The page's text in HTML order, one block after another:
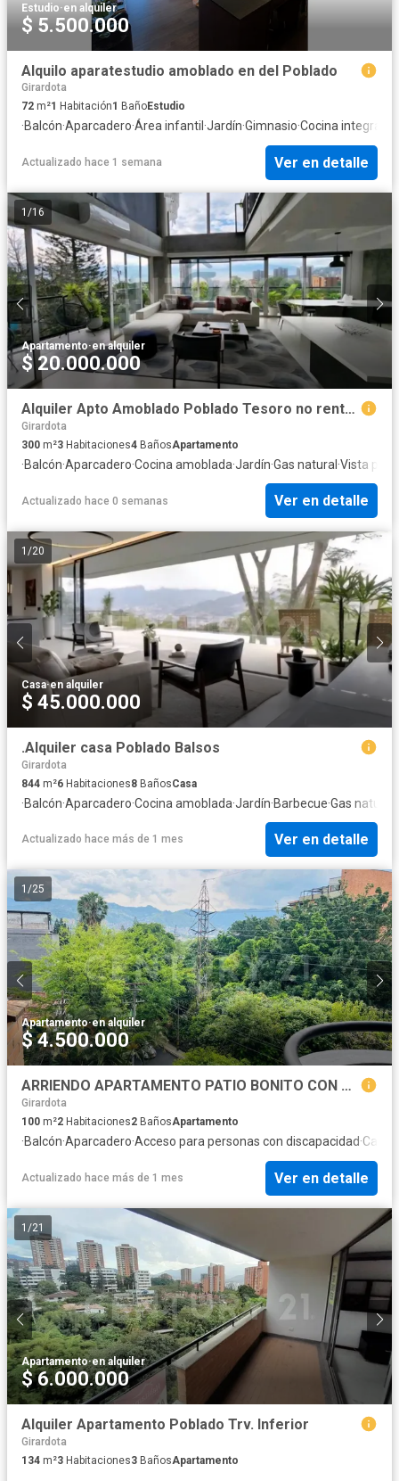
Estudio·en alquiler
$ 5.500.000
Alquilo aparatestudio amoblado en del Poblado
Girardota
72 m²1 Habitación1 BañoEstudio
·Balcón·Aparcadero·Área infantil ·Jardín·Gimnasio·Cocina integral
Actualizado hace 1 semana Ver en detalle
1 /16
Apartamento·en alquiler
$ 20.000.000
Alquiler Apto Amoblado Poblado Tesoro no rentas cortas
Girardota
300 m²3 Habitaciones4 BañosApartamento
·Balcón·Aparcadero·Cocina amoblada·Jardín·Gas natural ·Vista
Actualizado hace 0 semanas Ver en detalle
1 /20
Casa·en alquiler
$ 45.000.000
.Alquiler casa Poblado Balsos
Girardota
844 m²6 Habitaciones8 BañosCasa
·Balcón·Aparcadero·Cocina amoblada·Jardín·Barbecue·Gas natural
Actualizado hace más de 1 mes Ver en detalle
1 /25
Apartamento·en alquiler
$ 4.500.000
ARRIENDO APARTAMENTO PATIO BONITO CON VISTA
Girardota
100 m²2 Habitaciones2 BañosApartamento
·Balcón·Aparcadero·Acceso para personas con discapacidad·
Actualizado hace más de 1 mes Ver en detalle
1 /21
Apartamento·en alquiler
$ 6.000.000
Alquiler Apartamento Poblado Trv. Inferior
Girardota
134 m²3 Habitaciones3 BañosApartamento